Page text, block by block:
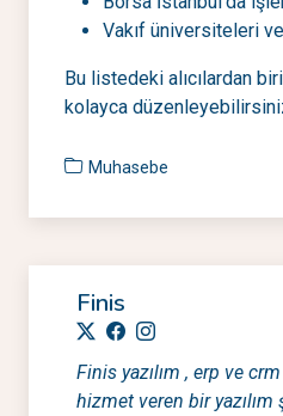
Vakıf üniversiteleri
Bu listedeki alıcılardan
kolayca
Muhasebe
Finis
Finis yazılım , erp ve
hizmet veren bir